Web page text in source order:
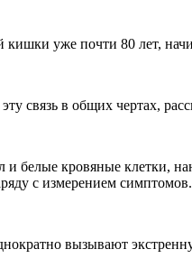
кишки уже почти 80 лет,
связь в общих чертах,
и белые кровяные клетки,
с измерением симптомов.
вызывают